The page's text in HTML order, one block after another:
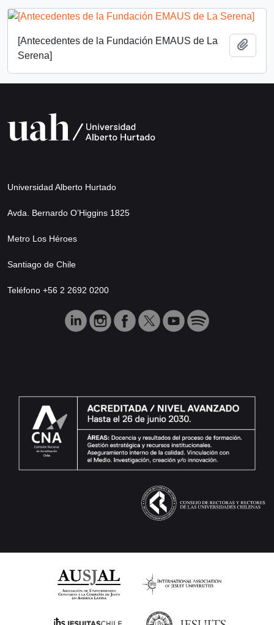
[Antecedentes de la Fundación EMAUS de La
Serena]
Universidad Alberto Hurtado
Avda. Bernardo O’Higgins 1825
Metro Los Héroes
Santiago de Chile
Teléfono +56 2 2692 0200